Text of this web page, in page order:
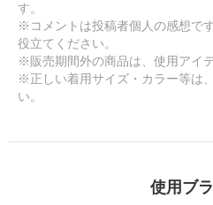
す。
※コメントは投稿者個人の感想で
役立てください。
※販売期間外の商品は、使用アイ
※正しい着用サイズ・カラー等は
い。
使用ブ